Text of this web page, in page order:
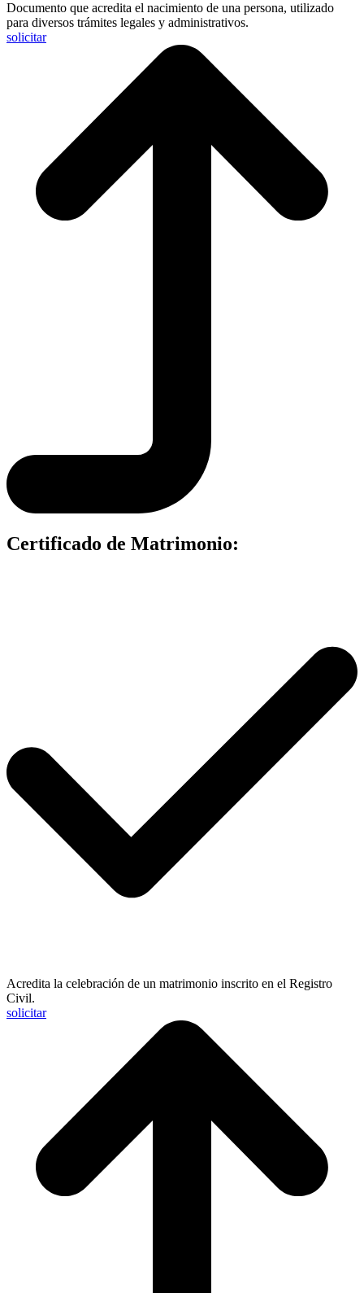
Documento que acredita el nacimiento de una persona, utilizado
para diversos trámites legales y administrativos.
solicitar
Certificado de Matrimonio:
Acredita la celebración de un matrimonio inscrito en el Registro
Civil.
solicitar